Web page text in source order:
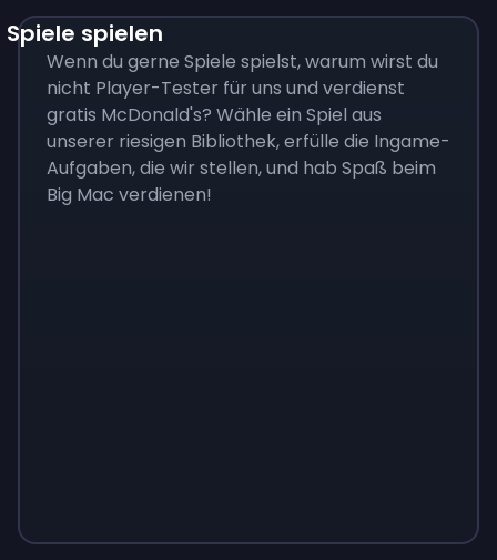
Spiele spielen
Wenn du gerne Spiele spielst, warum wirst du
nicht Player-Tester für uns und verdienst
gratis McDonald's? Wähle ein Spiel aus
unserer riesigen Bibliothek, erfülle die Ingame-
Aufgaben, die wir stellen, und hab Spaß beim
Big Mac verdienen!